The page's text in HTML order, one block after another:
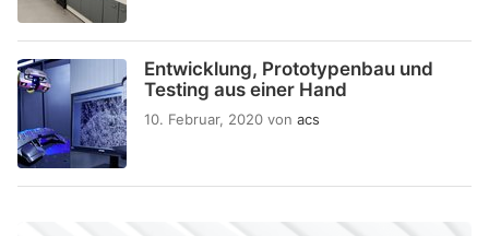
Entwicklung, Prototypenbau und
Testing aus einer Hand
10. Februar, 2020 von acs